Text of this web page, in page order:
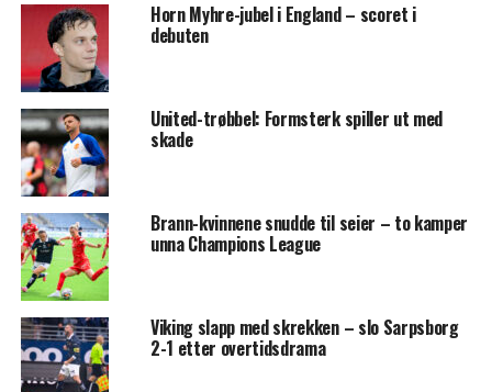
Horn Myhre-jubel i England – scoret i
debuten
United-trøbbel: Formsterk spiller ut med
skade
Brann-kvinnene snudde til seier – to kamper
unna Champions League
Viking slapp med skrekken – slo Sarpsborg
2-1 etter overtidsdrama